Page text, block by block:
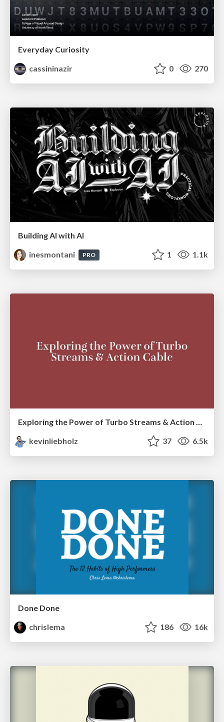
Everyday Curiosity
cassininazir
0 270
Building AI with AI
inesmontani
PRO 1 1.1k
kevinliebholz
37 6.5k
Done Done
chrislema
186 16k